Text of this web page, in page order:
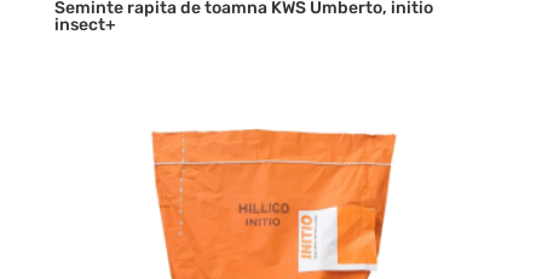
Seminte rapita de toamna KWS Umberto, initio
insect+